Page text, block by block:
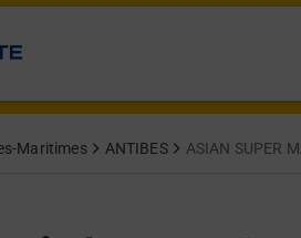
Maritimes ANTIBES ASIAN SUPER
at 103 BOULEVARD DU
onglet